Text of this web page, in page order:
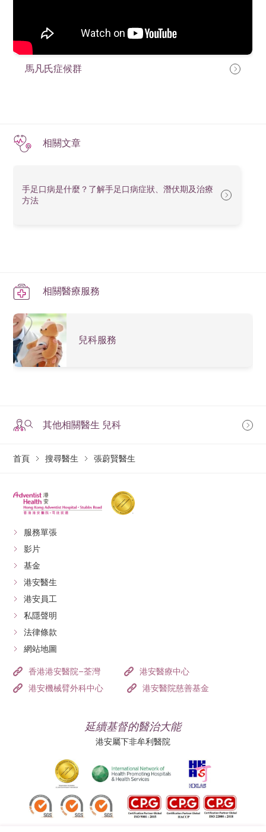
馬凡氏症候群
相關文章
手足口病是什麼？了解手足口病症狀、潛伏期及治療
方法
相關醫療服務
兒科服務
其他相關醫生 兒科
首頁 搜尋醫生 張蔚賢醫生
服務單張
影片
基金
港安醫生
港安員工
私隱聲明
法律條款
網站地圖
香港港安醫院–荃灣
港安醫療中心
港安機械臂外科中心
港安醫院慈善基金
延續基督的醫治大能
港安屬下非牟利醫院